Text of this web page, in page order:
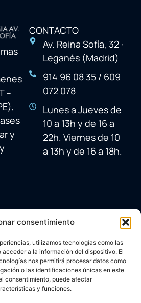
consentimiento
utilizamos tecnologías como las
a la información del dispositivo. El
nos permitirá procesar datos como
o las identificaciones únicas en este
consentimiento, puede afectar
y funciones.
–
y
CONTACTO
Av. Reina Sofía, 32 ·
Leganés (Madrid)
914 96 08 35 / 609
072 078
Lunes a Jueves de
10 a 13h y de 16 a
22h. Viernes de 10
a 13h y de 16 a 18h.